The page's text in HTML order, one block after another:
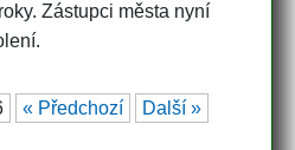
Zástupci města nyní
« Předchozí Další »